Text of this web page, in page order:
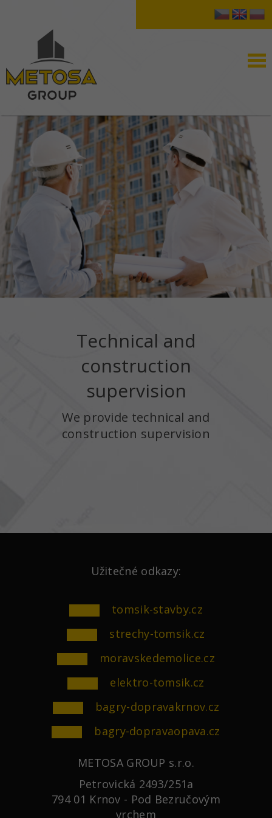
Technical and
construction
supervision
We provide technical and
construction supervision
Užitečné odkazy:
tomsik-stavby.cz
strechy-tomsik.cz
moravskedemolice.cz
elektro-tomsik.cz
bagry-dopravakrnov.cz
bagry-dopravaopava.cz
METOSA GROUP s.r.o.
Petrovická 2493/251a
794 01 Krnov - Pod Bezručovým
vrchem